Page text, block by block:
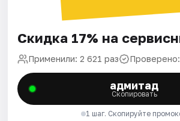
Скидка 17% на
Применили: 2 621 раз
адмитад
Скопировать
1 шаг. Скопируйте